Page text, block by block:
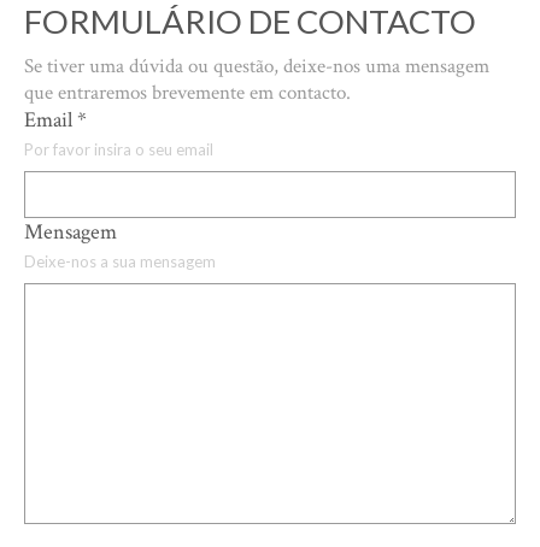
FORMULÁRIO DE CONTACTO
Se tiver uma dúvida ou questão, deixe-nos uma mensagem
que entraremos brevemente em contacto.
Email*
Por favor insira o seu email
Mensagem
Deixe-nos a sua mensagem